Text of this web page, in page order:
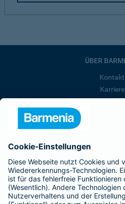
ÜBER
Kontakt
Karriere
Barmenia ist Teil der
BELIEBTE
Kranken-